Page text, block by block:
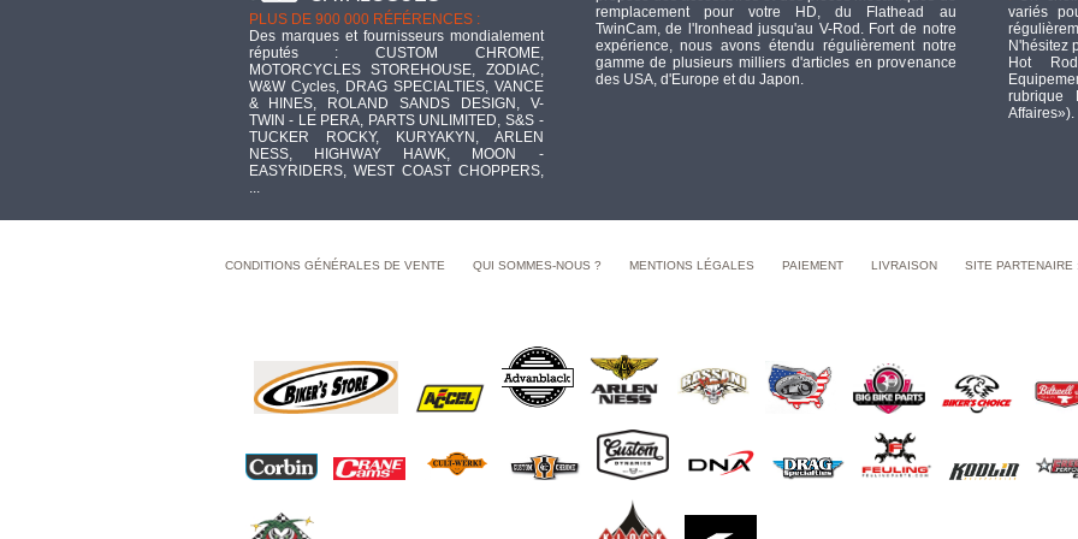
PLUS DE 900 000 RÉFÉRENCES :
Des marques et fournisseurs mondialement
réputés : CUSTOM CHROME,
MOTORCYCLES STOREHOUSE, ZODIAC,
W&W Cycles, DRAG SPECIALTIES, VANCE
& HINES, ROLAND SANDS DESIGN, V-
TWIN - LE PERA, PARTS UNLIMITED, S&S -
TUCKER ROCKY, KURYAKYN, ARLEN
NESS, HIGHWAY HAWK, MOON -
EASYRIDERS, WEST COAST CHOPPERS,
...
remplacement pour votre HD, du Flathead au
TwinCam, de l'Ironhead jusqu'au V-Rod. Fort de notre
expérience, nous avons étendu régulièrement notre
gamme de plusieurs milliers d'articles en provenance
des USA, d'Europe et du Japon.
variés
N'hésitez
Hot
rubrique
Affaires»).
CONDITIONS GÉNÉRALES DE VENTE QUI SOMMES-NOUS ? MENTIONS LÉGALES PAIEMENT LIVRAISON SITE PARTENAIRE